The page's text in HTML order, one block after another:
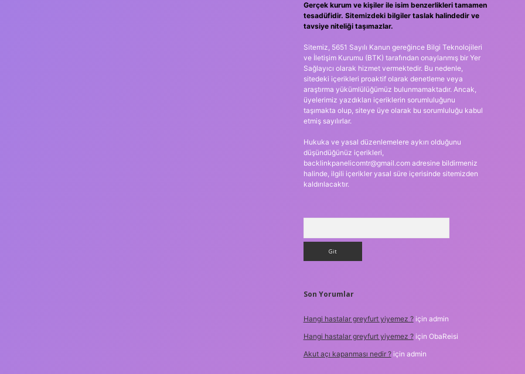
Gerçek kurum ve kişiler ile isim benzerlikleri tamamen
tesadüfidir. Sitemizdeki bilgiler taslak halindedir ve
tavsiye niteliği taşımazlar.
Sitemiz, 5651 Sayılı Kanun gereğince Bilgi Teknolojileri
ve İletişim Kurumu (BTK) tarafından onaylanmış bir Yer
Sağlayıcı olarak hizmet vermektedir. Bu nedenle,
sitedeki içerikleri proaktif olarak denetleme veya
araştırma yükümlülüğümüz bulunmamaktadır. Ancak,
üyelerimiz yazdıkları içeriklerin sorumluluğunu
taşımakta olup, siteye üye olarak bu sorumluluğu kabul
etmiş sayılırlar.
Hukuka ve yasal düzenlemelere aykırı olduğunu
düşündüğünüz içerikleri,
backlinkpanelicomtr@gmail.comadresine bildirmeniz
halinde, ilgili içerikler yasal süre içerisinde sitemizden
kaldırılacaktır.
Son Yorumlar
Hangi hastalar greyfurt yiyemez ?için admin
Hangi hastalar greyfurt yiyemez ?için ObaReisi
Akut açı kapanması nedir ?için admin